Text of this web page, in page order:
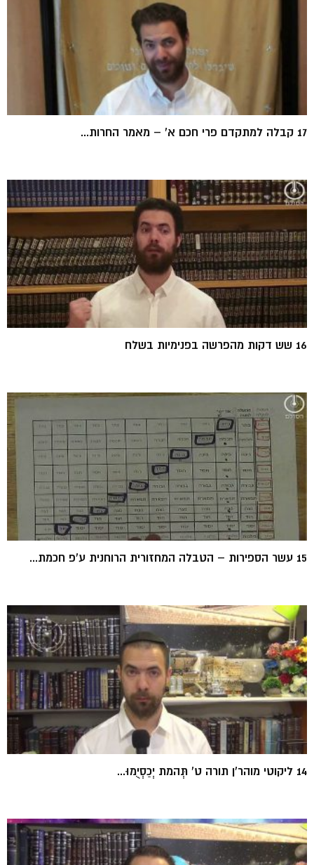
17 קבלה למתקדם פרי חכם א' – מאמר החרות...
16 שש דקות מהפרשה בפנימיות בשלח
15 עשר הספירות – הטבלה המחזורית הרוחנית ע'פ חכמת...
14 ליקוטי מוהר'ן תורה ט' תְּהמת יְכַסְיֻמוּ...